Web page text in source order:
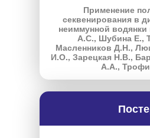
Применение
секвенирования в
неиммунной
А.С., Шубина Е.,
Масленников Д.Н.,
И.О., Зарецкая Н.В.,
А.А.,